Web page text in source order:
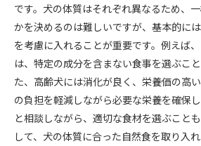
です。犬の体質はそれぞれ異なるため、
かを決めるのは難しいですが、基本的に
を考慮に入れることが重要です。例えば
は、特定の成分を含まない食事を選ぶこ
た、高齢犬には消化が良く、栄養価の高
の負担を軽減しながら必要な栄養を確保
と相談しながら、適切な食材を選ぶこと
して、犬の体質に合った自然食を取り入